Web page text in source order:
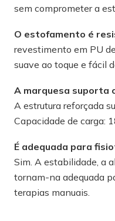
sem comprometer a
O estofamento é
revestimento em PU
suave ao toque e fácil
A marquesa suporta
A estrutura reforçada
Capacidade de carga:
É adequada para
Sim. A estabilidade, a
tornam-na adequada
terapias manuais.